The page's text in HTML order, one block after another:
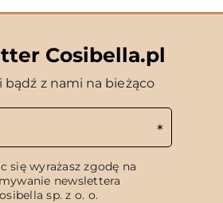
Cosibella.pl
bądź z nami na bieżąco
się wyrażasz zgodę na
newslettera
sp. z o. o.